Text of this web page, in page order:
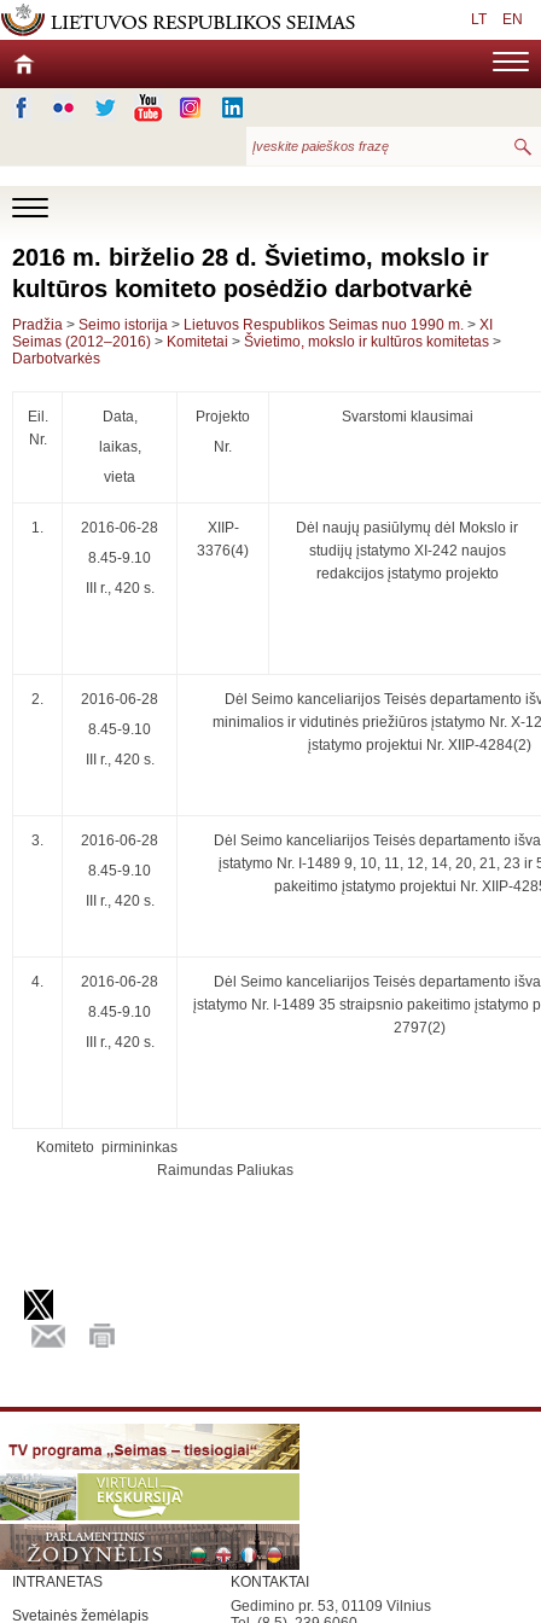
LT EN
2016 m. birželio 28 d. Švietimo, mokslo ir
kultūros komiteto posėdžio darbotvarkė
Pradžia > Seimo istorija > Lietuvos Respublikos Seimas nuo 1990 m. > XI
Seimas (2012–2016) > Komitetai > Švietimo, mokslo ir kultūros komitetas >
Darbotvarkės
Eil.
Nr.
Data,
laikas,
vieta
Projekto
Nr.
Svarstomi klausimai
1.
2016-06-28
8.45-9.10
III r., 420 s.
XIIP-
3376(4)
Dėl naujų pasiūlymų dėl Mokslo ir
studijų įstatymo XI-242 naujos
redakcijos įstatymo projekto
2.
2016-06-28
8.45-9.10
III r., 420 s.
Dėl Seimo kanceliarijos Teisės departamento
minimalios ir vidutinės priežiūros įstatymo Nr. X-
įstatymo projektui Nr. XIIP-4284(2)
3.
2016-06-28
8.45-9.10
III r., 420 s.
Dėl Seimo kanceliarijos Teisės departamento
įstatymo Nr. I-1489 9, 10, 11, 12, 14, 20, 21, 23 ir
pakeitimo įstatymo projektui Nr. XIIP-
4.
2016-06-28
8.45-9.10
III r., 420 s.
Dėl Seimo kanceliarijos Teisės departamento
įstatymo Nr. I-1489 35 straipsnio pakeitimo įstatymo
2797(2)
Komiteto pirmininkas
Raimundas Paliukas
INTRANETAS
Svetainės žemėlapis
KONTAKTAI
Gedimino pr. 53, 01109 Vilnius